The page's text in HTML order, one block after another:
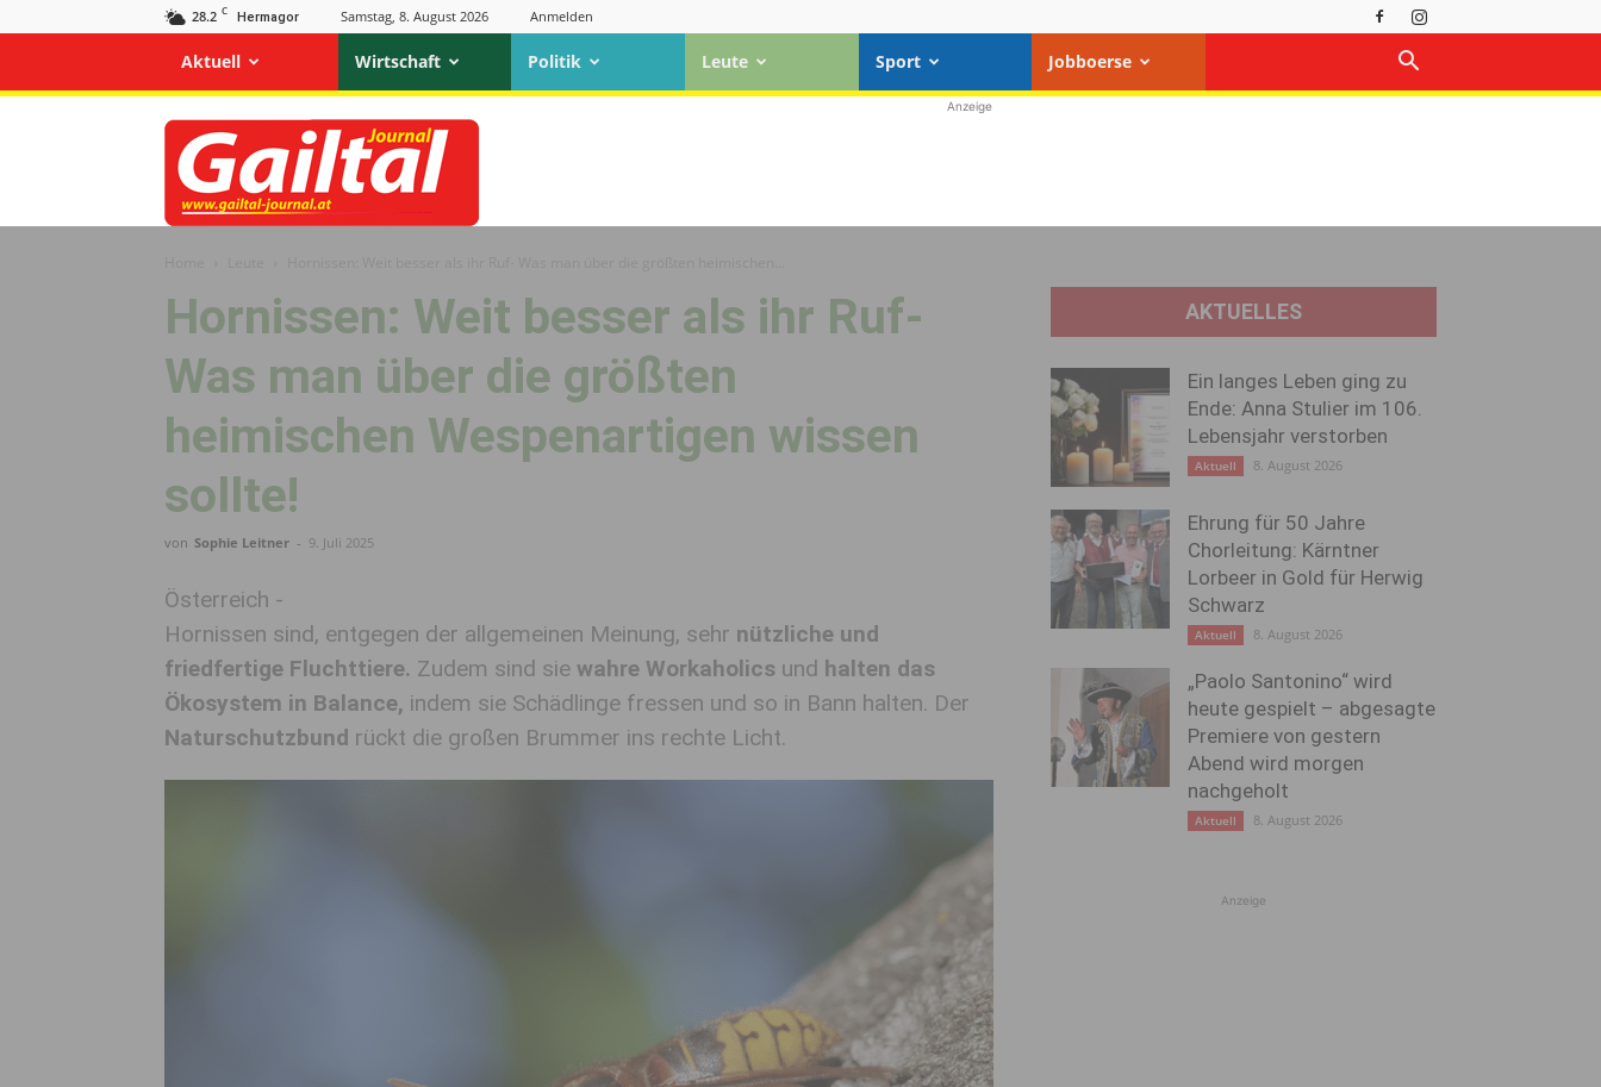
28.2 C Hermagor Samstag, 8. August 2026 Anmelden
Aktuell Wirtschaft Politik Leute Sport Jobboerse
Gailtal
Journal
Anzeige
Hornissen: Weit besser als ihr Ruf-
Was man über die größten
heimischen Wespenartigen wissen
sollte!
von Sophie Leitner - 9. Juli 2025
Österreich -
Hornissen sind, entgegen der allgemeinen Meinung, sehr nützliche und
friedfertige Fluchttiere. Zudem sind sie wahre Workaholics und halten das
Ökosystem in Balance, indem sie Schädlinge fressen und so in Bann halten. Der
Naturschutzbund rückt die großen Brummer ins rechte Licht.
AKTUELLES
Ein langes Leben ging zu
Ende: Anna Stulier im 106.
Lebensjahr verstorben
Aktuell 8. August 2026
Ehrung für 50 Jahre
Chorleitung: Kärntner
Lorbeer in Gold für Herwig
Schwarz
Aktuell 8. August 2026
„Paolo Santonino“ wird
heute gespielt – abgesagte
Premiere von gestern
Abend wird morgen
nachgeholt
Aktuell 8. August 2026
Anzeige